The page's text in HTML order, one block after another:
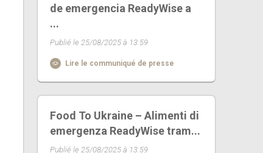
de emergencia ReadyWise a
...
Publié le 25/08/2025 à 13:59
Lire le communiqué de presse
Food To Ukraine – Alimenti di
emergenza ReadyWise tram...
Publié le 25/08/2025 à 13:59